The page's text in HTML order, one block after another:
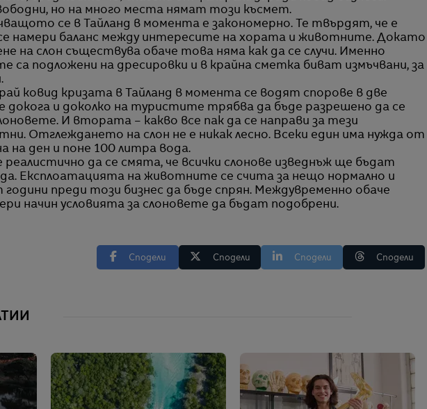
но на много места нямат този късмет.
се в Тайланд в момента е закономерно. Те твърдят, че е
намери баланс между интересите на хората и животните. Докато
на слон съществува обаче това няма как да се случи. Именно
са подложени на дресировки и в крайна сметка биват измъчвани, за
ковид кризата в Тайланд в момента се водят спорове в две
докога и доколко на туристите трябва да бъде разрешено да се
И втората – какво все пак да се направи за тези
Отглеждането на слон не е никак лесно. Всеки един има нужда от
на ден и поне 100 литра вода.
да се смята, че всички слонове изведнъж ще бъдат
Експлоатацията на животните се счита за нещо нормално и
преди този бизнес да бъде спрян. Междувременно обаче
начин условията за слоновете да бъдат подобрени.
Сподели Сподели Сподели Сподели